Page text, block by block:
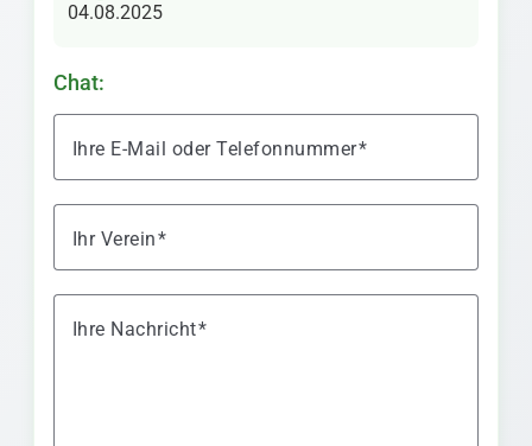
04.08.2025
Chat:
Ihre E-Mail oder Telefonnummer
Ihr Verein
Ihre Nachricht